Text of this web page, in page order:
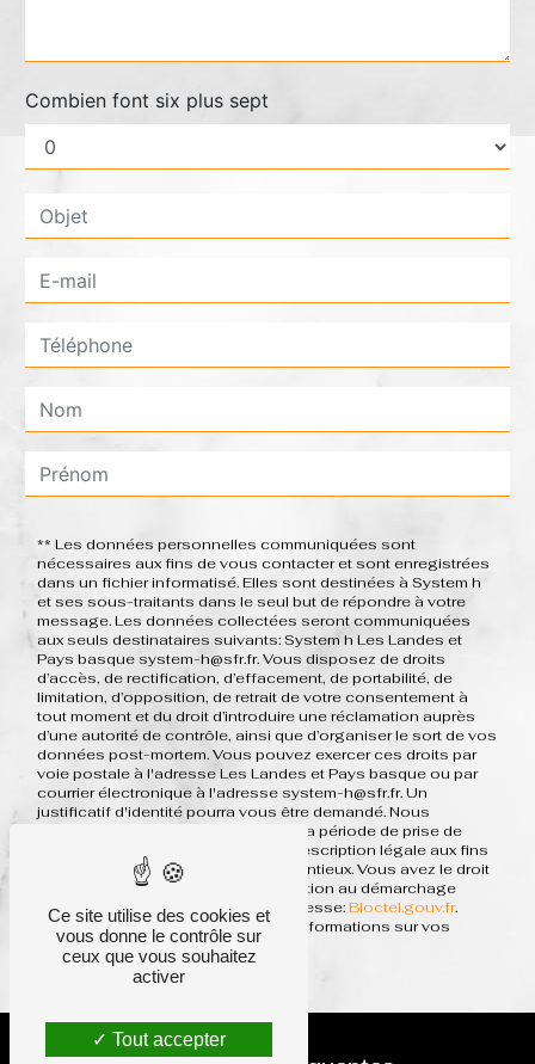
Combien font six plus sept
** Les données personnelles communiquées sont
nécessaires aux fins de vous contacter et sont enregistrées
dans un fichier informatisé. Elles sont destinées à System h
et ses sous-traitants dans le seul but de répondre à votre
message. Les données collectées seront communiquées
aux seuls destinataires suivants: System h Les Landes et
Pays basque system-h@sfr.fr. Vous disposez de droits
d’accès, de rectification, d’effacement, de portabilité, de
limitation, d’opposition, de retrait de votre consentement à
tout moment et du droit d’introduire une réclamation auprès
d’une autorité de contrôle, ainsi que d’organiser le sort de vos
données post-mortem. Vous pouvez exercer ces droits par
voie postale à l'adresse Les Landes et Pays basque ou par
courrier électronique à l'adresse system-h@sfr.fr. Un
justificatif d'identité pourra vous être demandé. Nous
conservons vos données pendant la période de prise de
contact puis pendant la durée de prescription légale aux fins
probatoires et de gestion des contentieux. Vous avez le droit
de vous inscrire sur la liste d'opposition au démarchage
téléphonique, disponible à cette adresse:Bloctel.gouv.fr.
Consultez le site cnil.fr pour plus d’informations sur vos
droits.
Ce site utilise des cookies et
vous donne le contrôle sur
ceux que vous souhaitez
activer
Tout accepter